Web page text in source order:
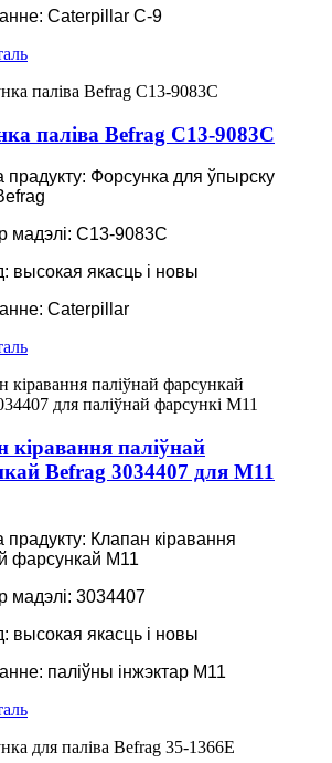
Caterpillar C-9
паліва Befrag C13-9083C
прадукту: Форсунка для ўпырску
мадэлі: C13-9083C
высокая якасць і новы
Caterpillar
кіравання паліўнай
Befrag 3034407 для M11
прадукту: Клапан кіравання
фарсункай M11
мадэлі: 3034407
высокая якасць і новы
паліўны інжэктар M11